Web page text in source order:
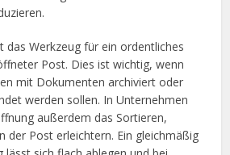
das Werkzeug für ein ordentliches
Post. Dies ist wichtig, wenn
mit Dokumenten archiviert oder
werden sollen. In Unternehmen
außerdem das Sortieren,
der Post erleichtern. Ein gleichmäßig